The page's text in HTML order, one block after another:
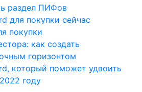
для покупки сейчас
покупки
как создать
горизонтом
который поможет удвоить
году